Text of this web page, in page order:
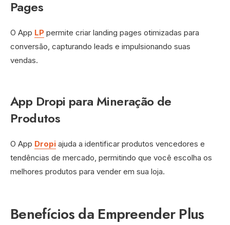
Pages
O App LP permite criar landing pages otimizadas para
conversão, capturando leads e impulsionando suas
vendas.
App Dropi para Mineração de
Produtos
O App Dropi ajuda a identificar produtos vencedores e
tendências de mercado, permitindo que você escolha os
melhores produtos para vender em sua loja.
Benefícios da Empreender Plus